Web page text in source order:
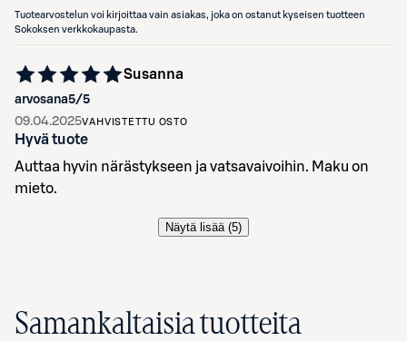
Tuotearvostelun voi kirjoittaa vain asiakas, joka on ostanut kyseisen tuotteen
Sokoksen verkkokaupasta.
arvosana5/5
Susanna
09.04.2025VAHVISTETTU OSTO
Hyvä tuote
Auttaa hyvin närästykseen ja vatsavaivoihin. Maku on
mieto.
Näytä lisää (5)
Samankaltaisia tuotteita